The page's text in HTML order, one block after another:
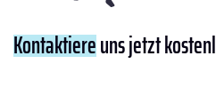
Kontaktiereuns jetzt